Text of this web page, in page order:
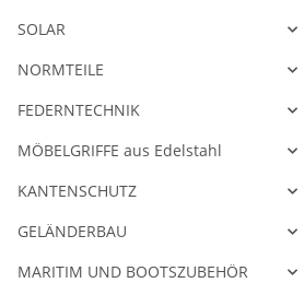
SOLAR
NORMTEILE
FEDERNTECHNIK
MÖBELGRIFFE aus Edelstahl
KANTENSCHUTZ
GELÄNDERBAU
MARITIM UND BOOTSZUBEHÖR